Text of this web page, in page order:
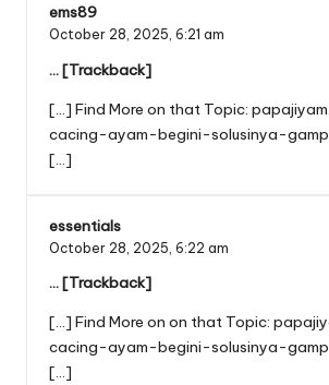
ems89
October 28, 2025, 6:21 am
… [Trackback]
[…] Find More on that Topic:
cacing-ayam-begini-solusinya-
[…]
essentials
October 28, 2025, 6:22 am
… [Trackback]
[…] Find More on on that Topic:
cacing-ayam-begini-solusinya-
[…]